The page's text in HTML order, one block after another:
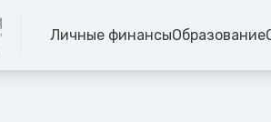
Личные финансыОбразование